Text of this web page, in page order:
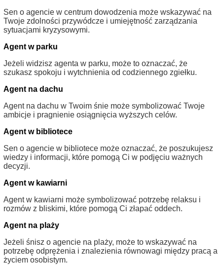
Sen o agencie w centrum dowodzenia może wskazywać na
Twoje zdolności przywódcze i umiejętność zarządzania
sytuacjami kryzysowymi.
Agent w parku
Jeżeli widzisz agenta w parku, może to oznaczać, że
szukasz spokoju i wytchnienia od codziennego zgiełku.
Agent na dachu
Agent na dachu w Twoim śnie może symbolizować Twoje
ambicje i pragnienie osiągnięcia wyższych celów.
Agent w bibliotece
Sen o agencie w bibliotece może oznaczać, że poszukujesz
wiedzy i informacji, które pomogą Ci w podjęciu ważnych
decyzji.
Agent w kawiarni
Agent w kawiarni może symbolizować potrzebę relaksu i
rozmów z bliskimi, które pomogą Ci złapać oddech.
Agent na plaży
Jeżeli śnisz o agencie na plaży, może to wskazywać na
potrzebę odprężenia i znalezienia równowagi między pracą a
życiem osobistym.